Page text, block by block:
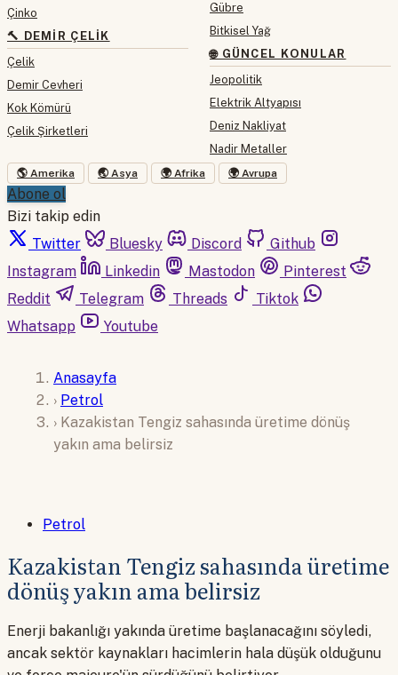
Çinko
🔨 DEMIR ÇELIK
Çelik
Demir Cevheri
Kok Kömürü
Çelik Şirketleri
Gübre
Bitkisel Yağ
🌐 GÜNCEL KONULAR
Jeopolitik
Elektrik Altyapısı
Deniz Nakliyat
Nadir Metaller
🌎 Amerika 🌏 Asya 🌍 Afrika 🌍 Avrupa
Abone ol
Bizi takip edin
Twitter
Bluesky Discord
Github
Instagram
Linkedin Mastodon
Pinterest
Reddit
Telegram Threads
Tiktok
Whatsapp
Youtube
Anasayfa
› Petrol
› Kazakistan Tengiz sahasında üretime dönüş
yakın ama belirsiz
Petrol
Kazakistan Tengiz sahasında üretime
dönüş yakın ama belirsiz
Enerji bakanlığı yakında üretime başlanacağını söyledi,
ancak sektör kaynakları hacimlerin hala düşük olduğunu